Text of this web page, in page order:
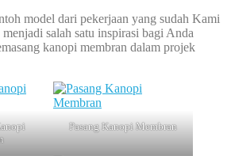
model dari pekerjaan yang sudah Kami
salah satu inspirasi bagi Anda
kanopi membran dalam projek
Pasang Kanopi Membran